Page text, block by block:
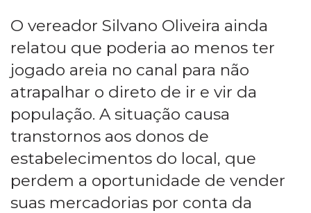
O vereador Silvano Oliveira ainda
relatou que poderia ao menos ter
jogado areia no canal para não
atrapalhar o direto de ir e vir da
população. A situação causa
transtornos aos donos de
estabelecimentos do local, que
perdem a oportunidade de vender
suas mercadorias por conta da